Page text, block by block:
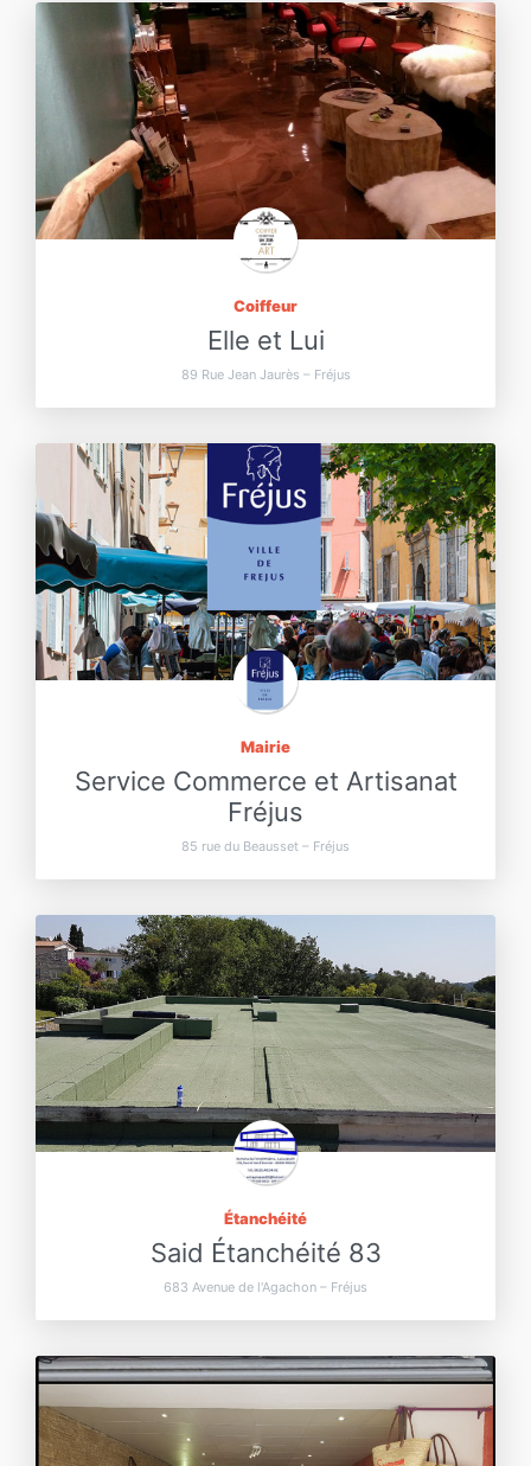
Coiffeur
Elle et Lui
89 Rue Jean Jaurès – Fréjus
Mairie
Service Commerce et Artisanat
Fréjus
85 rue du Beausset – Fréjus
Étanchéité
Said Étanchéité 83
683 Avenue de l'Agachon – Fréjus